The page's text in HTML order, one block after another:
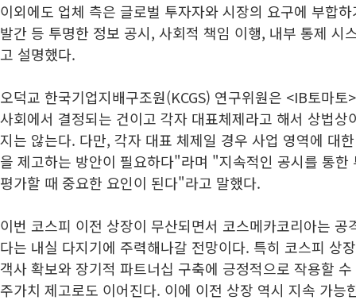
이외에도 업체 측은 글로벌 투자자와 시장의 요구에 부합
발간 등 투명한 정보 공시, 사회적 책임 이행, 내부 통제 시
고 설명했다.
오덕교 한국기업지배구조원(KCGS) 연구위원은 <IB토마
사회에서 결정되는 건이고 각자 대표체제라고 해서 상법상
지는 않는다. 다만, 각자 대표 체제일 경우 사업 영역에 대
을 제고하는 방안이 필요하다"라며 "지속적인 공시를 통한
평가할 때 중요한 요인이 된다"라고 말했다.
이번 코스피 이전 상장이 무산되면서 코스메카코리아는 공
다는 내실 다지기에 주력해나갈 전망이다. 특히 코스피 상
객사 확보와 장기적 파트너십 구축에 긍정적으로 작용할
주가치 제고로도 이어진다. 이에 이전 상장 역시 지속 가능